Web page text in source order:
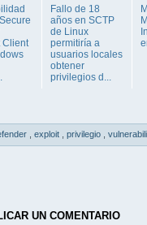
Client
Fallo de 18
años en SCTP
de Linux
permitiría a
usuarios locales
obtener
privilegios d...
exploit privilegio
UN COMENTARIO